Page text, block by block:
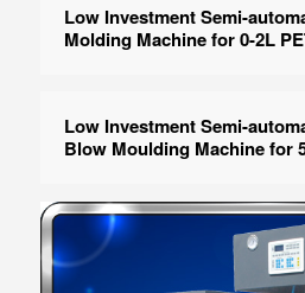
Low Investment Semi-
Molding Machine for 0-2L
Low Investment Semi-
Blow Moulding Machine for